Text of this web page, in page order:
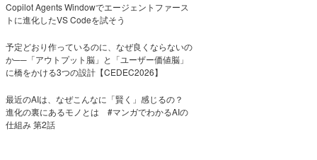
Copilot Agents Windowでエージェントファース
トに進化したVS Codeを試そう
予定どおり作っているのに、なぜ良くならないの
か──「アウトプット脳」と「ユーザー価値脳」
に橋をかける3つの設計【CEDEC2026】
最近のAIは、なぜこんなに「賢く」感じるの？
進化の裏にあるモノとは #マンガでわかるAIの
仕組み 第2話